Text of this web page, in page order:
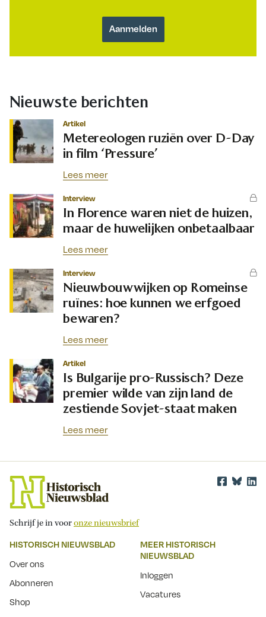
Nieuwste berichten
Artikel
Metereologen ruziën over D-Day
in film ‘Pressure’
Lees meer
Interview
In Florence waren niet de huizen,
maar de huwelijken onbetaalbaar
Lees meer
Interview
Nieuwbouwwijken op Romeinse
ruïnes: hoe kunnen we erfgoed
bewaren?
Lees meer
Artikel
Is Bulgarije pro-Russisch? Deze
premier wilde van zijn land de
zestiende Sovjet-staat maken
Lees meer
Schrijf je in vooronze nieuwsbrief
HISTORISCH NIEUWSBLAD
Over ons
Abonneren
Shop
MEER HISTORISCH
NIEUWSBLAD
Inloggen
Vacatures